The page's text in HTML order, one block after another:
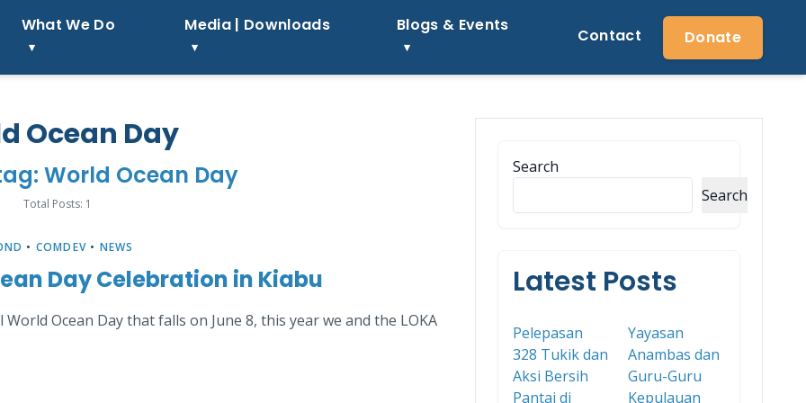
What We Do Media | Downloads Blogs & Events
Contact Donate
Ocean Day
World Ocean Day
Total Posts: 1
• COMDEV • NEWS
Day Celebration in Kiabu
Ocean Day that falls on June 8, this year we and the LOKA
Search
Search
Latest Posts
Pelepasan
328 Tukik dan
Aksi Bersih
Pantai di
Yayasan
Anambas dan
Guru-Guru
Kepulauan